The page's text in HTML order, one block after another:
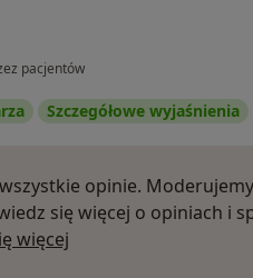
pacjentów
Szczegółowe wyjaśnienia
opinie.
się więcej o opiniach i
więcej